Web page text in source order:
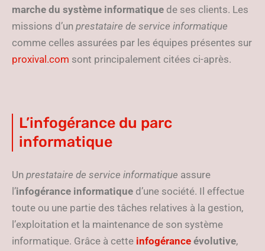
marche du système informatique de ses clients. Les
missions d’un prestataire de service informatique
comme celles assurées par les équipes présentes sur
proxival.com sont principalement citées ci-après.
L’infogérance du parc
informatique
Un prestataire de service informatique assure
l’infogérance informatique d’une société. Il effectue
toute ou une partie des tâches relatives à la gestion,
l’exploitation et la maintenance de son système
informatique. Grâce à cette infogérance évolutive,